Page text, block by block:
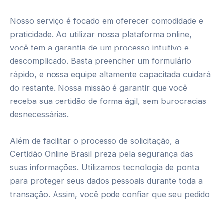
Nosso serviço é focado em oferecer comodidade e
praticidade. Ao utilizar nossa plataforma online,
você tem a garantia de um processo intuitivo e
descomplicado. Basta preencher um formulário
rápido, e nossa equipe altamente capacitada cuidará
do restante. Nossa missão é garantir que você
receba sua certidão de forma ágil, sem burocracias
desnecessárias.
Além de facilitar o processo de solicitação, a
Certidão Online Brasil preza pela segurança das
suas informações. Utilizamos tecnologia de ponta
para proteger seus dados pessoais durante toda a
transação. Assim, você pode confiar que seu pedido